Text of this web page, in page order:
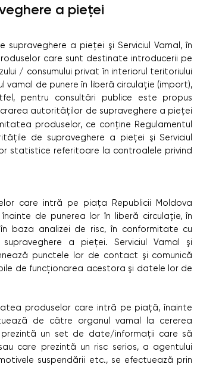
a pieței
a pieței şi Serviciul Vamal, în
care sunt destinate introducerii pe
/ consumului privat în interiorul teritoriului
vamal de punere în liberă circulație (import),
pentru consultări publice este propus
autorităților de supraveghere a pieţei
produselor, ce conține Regulamentul
de supraveghere a pieței şi Serviciul
statistice referitoare la controalele privind
care intră pe piața Republicii Moldova
de punerea lor în liberă circulație, în
baza analizei de risc, în conformitate cu
a pieţei. Serviciul Vamal şi
punctele lor de contact şi comunică
de funcționarea acestora şi datele lor de
produselor care intră pe piaţă, înainte
de către organul vamal la cererea
un set de date/informații care să
care prezintă un risc serios, a agentului
suspendării etc., se efectuează prin